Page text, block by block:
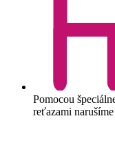
Pomocou
reťazami